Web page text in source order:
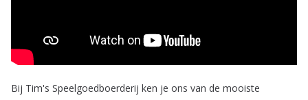
Bij Tim's Speelgoedboerderij ken je ons van de mooiste